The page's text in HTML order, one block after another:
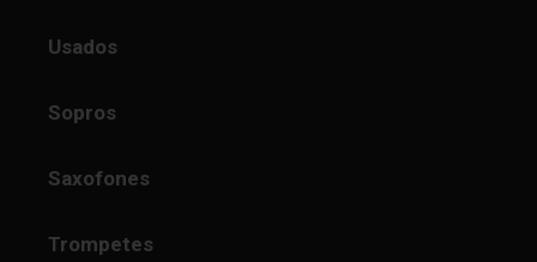
Usados
Sopros
Saxofones
Trompetes